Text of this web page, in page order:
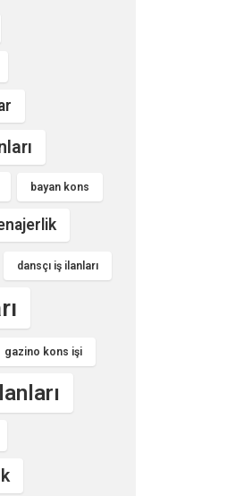
bayan kons
dansçı iş ilanları
gazino kons işi